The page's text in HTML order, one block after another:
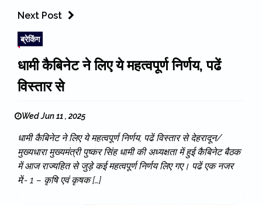
Next Post
ब्रेकिंग
धामी कैबिनेट ने लिए ये महत्वपूर्ण निर्णय, पढें
विस्तार से
Wed Jun 11 , 2025
धामी कैबिनेट ने लिए ये महत्वपूर्ण निर्णय, पढें विस्तार से देहरादून/
मुख्यधारा मुख्यमंत्री पुष्कर सिंह धामी की अध्यक्षता में हुई कैबिनेट बैठक
में आज राज्यहित से जुड़े कई महत्वपूर्ण निर्णय लिए गए। पढें एक नजर
में:- 1 – कृषि एवं कृषक […]